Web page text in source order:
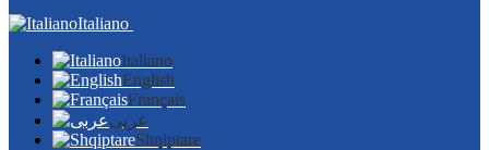
Italiano
Italiano
English
Français
عربى
Shqiptare